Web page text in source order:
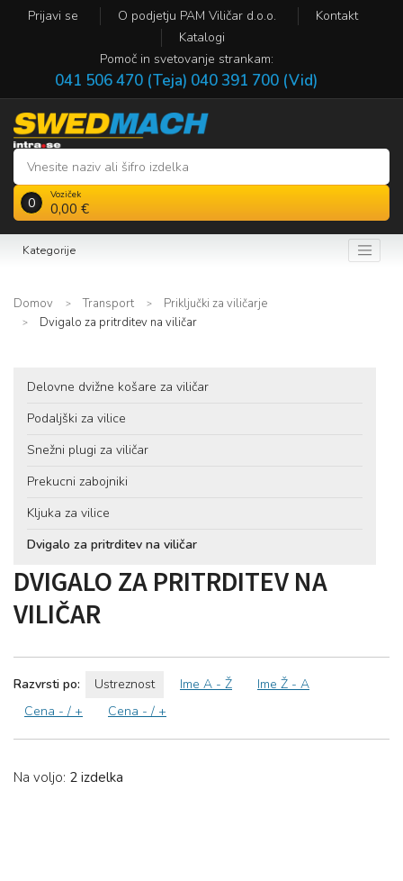
Prijavi se O podjetju PAM Viličar d.o.o.
Kontakt
Katalogi
Pomoč in svetovanje strankam:
041 506 470 (Teja) 040 391 700 (Vid)
0 Voziček
0,00 €
Kategorije
Domov Transport
Priključki za viličarje
Dvigalo za pritrditev na viličar
Delovne dvižne košare za viličar
Podaljški za vilice
Snežni plugi za viličar
Prekucni zabojniki
Kljuka za vilice
Dvigalo za pritrditev na viličar
DVIGALO ZA PRITRDITEV NA
VILIČAR
Razvrsti po: Ustreznost Ime A - Ž
Ime Ž - A
Cena - / +
Cena - / +
Na voljo: 2 izdelka